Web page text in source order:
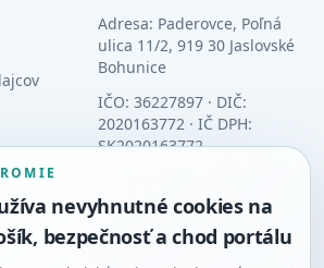
Adresa: Paderovce, Poľná
ulica 11/2, 919 30 Jaslovské
Bohunice
IČO: 36227897 · DIČ:
2020163772 · IČ DPH:
SK2020163772
vložka 11025/T
Orgán dozoru: Slovenská
obchodná inšpekcia (SOI),
nevyhnutné cookies na
bezpečnosť a chod portálu